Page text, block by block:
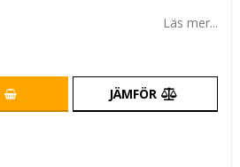
Läs mer...
JÄMFÖR